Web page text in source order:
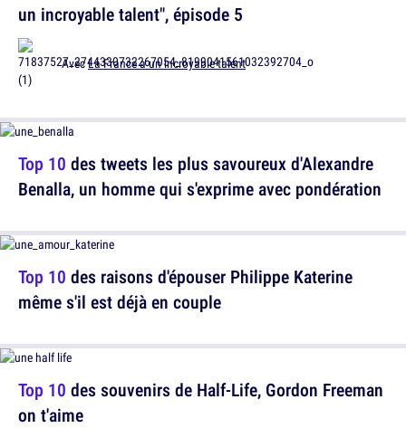
Top 10 des tweets les plus savoureux d'Alexandre
Benalla, un homme qui s'exprime avec pondération
Top 10 des souvenirs de Half-Life, Gordon Freeman
on t'aime
un incroyable talent", épisode 5
AvecLa France a un incroyable talent
Top 10 des raisons d'épouser Philippe Katerine
même s'il est déjà en couple